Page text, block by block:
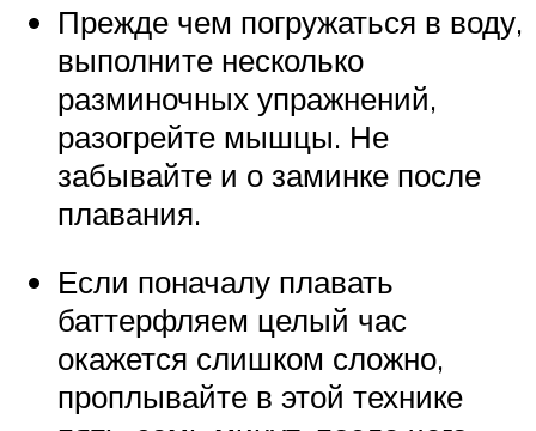
Прежде чем погружаться в воду,
выполните несколько
разминочных упражнений,
разогрейте мышцы. Не
забывайте и о заминке после
плавания.
Если поначалу плавать
баттерфляем целый час
окажется слишком сложно,
проплывайте в этой технике